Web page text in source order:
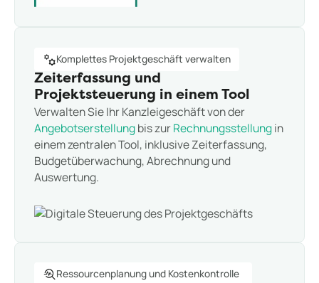
Komplettes Projektgeschäft verwalten
Zeiterfassung und
Projektsteuerung in einem Tool
Verwalten Sie Ihr Kanzleigeschäft von der
Angebotserstellungbis zurRechnungsstellungin
einem zentralen Tool, inklusive Zeiterfassung,
Budgetüberwachung, Abrechnung und
Auswertung.
Ressourcenplanung und Kostenkontrolle